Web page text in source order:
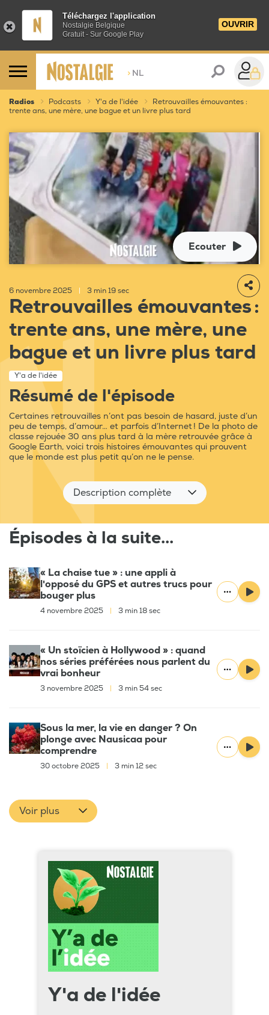
Téléchargez l'application
Nostalgie Belgique
Gratuit - Sur Google Play
OUVRIR
> NL
Radios Podcasts Y'a de l'idée
Retrouvailles émouvantes :
trente ans, une mère, une bague et un livre plus tard
Ecouter
6 novembre 2025 3 min 19 sec
Retrouvailles émouvantes :
trente ans, une mère, une
bague et un livre plus tard
Y'a de l'idée
Résumé de l'épisode
Certaines retrouvailles n’ont pas besoin de hasard, juste d’un
peu de temps, d’amour… et parfois d’Internet ! De la photo de
classe rejouée 30 ans plus tard à la mère retrouvée grâce à
Google Earth, voici trois histoires émouvantes qui prouvent
que le monde est plus petit qu’on ne le pense.
Description complète
Épisodes à la suite...
« La chaise tue » : une appli à
l'opposé du GPS et autres trucs pour
bouger plus
4 novembre 2025 3 min 18 sec
« Un stoïcien à Hollywood » : quand
nos séries préférées nous parlent du
vrai bonheur
3 novembre 2025 3 min 54 sec
Sous la mer, la vie en danger ? On
plonge avec Nausicaa pour
comprendre
30 octobre 2025 3 min 12 sec
Voir plus
Y'a de l'idée